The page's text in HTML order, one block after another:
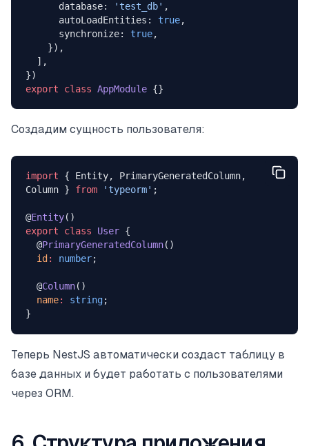
      database:
'test_db' ,
      autoLoadEntities:
true,
      synchronize:
true,
    }),
  ],
})
export class AppModule {}
Создадим сущность пользователя:
import { Entity, PrimaryGeneratedColumn,
Column } from 'typeorm' ;
@Entity()
export class User {
  @
PrimaryGeneratedColumn()
  id
: number;
  @
Column()
  name
: string;
}
Теперь NestJS автоматически создаст таблицу в
базе данных и будет работать с пользователями
через ORM.